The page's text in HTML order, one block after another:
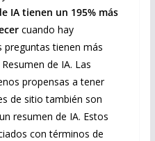
IA tienen un 195% más
cuando hay
tienen más
de IA. Las
propensas a tener
de sitio también son
resumen de IA. Estos
con términos de